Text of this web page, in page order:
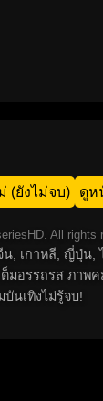
(ยังไม่จบ) ดูห
All rights
, เกาหลี, ญี่ปุ่
รรถรส ภาพ
บันเทิงไม่รู้จบ!